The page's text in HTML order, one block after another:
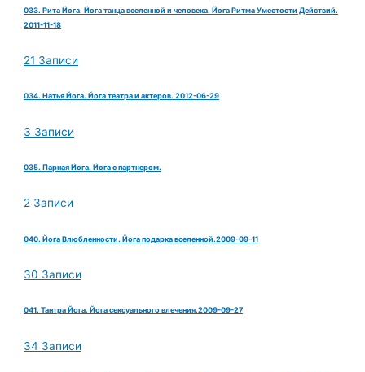
033. Рита Йога. Йога танца вселенной и человека. Йога Ритма Уместости Действий.
2011-11-18
21 Записи
034. Натья Йога. Йога театра и актеров. 2012-06-29
3 Записи
035. Парная Йога. Йога с партнером.
2 Записи
040. Йога Влюбленности. Йога подарка вселенной.2009-09-11
30 Записи
041. Тантра Йога. Йога сексуального влечения.2009-09-27
34 Записи